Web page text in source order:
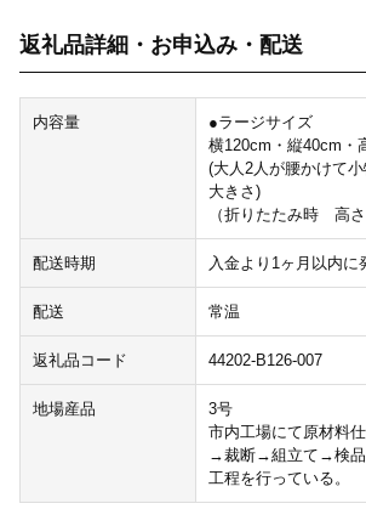
返礼品詳細・お申込み・配送
内容量
●ラージサイズ
横120cm・縦40cm・
(大人2人が腰かけて
大きさ)
（折りたたみ時 高さ
配送時期 入金より1ヶ月以内に
配送 常温
返礼品コード 44202-B126-007
地場産品
3号
市内工場にて原材料
→裁断→組立て→検
工程を行っている。